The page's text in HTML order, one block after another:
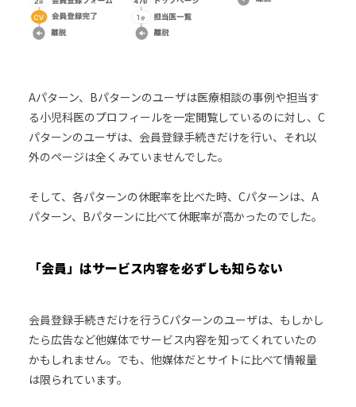
Aパターン、Bパターンのユーザは医療相談の事例や担当す
る小児科医のプロフィールを一定閲覧しているのに対し、C
パターンのユーザは、会員登録手続きだけを行い、それ以
外のページは全くみていませんでした。
そして、各パターンの休眠率を比べた時、Cパターンは、A
パターン、Bパターンに比べて休眠率が高かったのでした。
「会員」はサービス内容を必ずしも知らない
会員登録手続きだけを行うCパターンのユーザは、もしかし
たら広告など他媒体でサービス内容を知ってくれていたの
かもしれません。でも、他媒体だとサイトに比べて情報量
は限られています。